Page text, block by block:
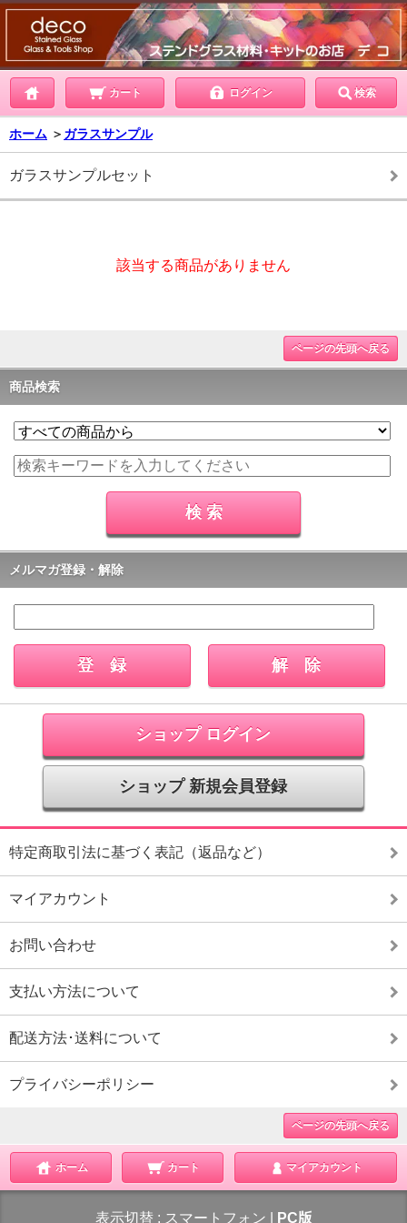
カート ログイン 検索
ホーム ＞ ガラスサンプル
ガラスサンプルセット
該当する商品がありません
ページの先頭へ戻る
商品検索
メルマガ登録・解除
ショップ ログイン
ショップ 新規会員登録
特定商取引法に基づく表記（返品など）
マイアカウント
お問い合わせ
支払い方法について
配送方法･送料について
プライバシーポリシー
ページの先頭へ戻る
ホーム カート マイアカウント
表示切替 : スマートフォン PC版